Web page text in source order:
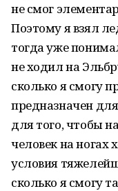
не смог
Поэтому я взял
тогда уже
не ходил на
сколько я смогу
предназначен
для того, чтобы
человек на ногах
условия
сколько я смогу